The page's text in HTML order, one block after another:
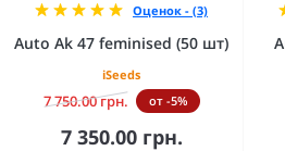
Оценок - (3)
Auto Ak 47 feminised (50 шт)
iSeeds
7 750.00 грн. от -5%
7 350.00 грн.